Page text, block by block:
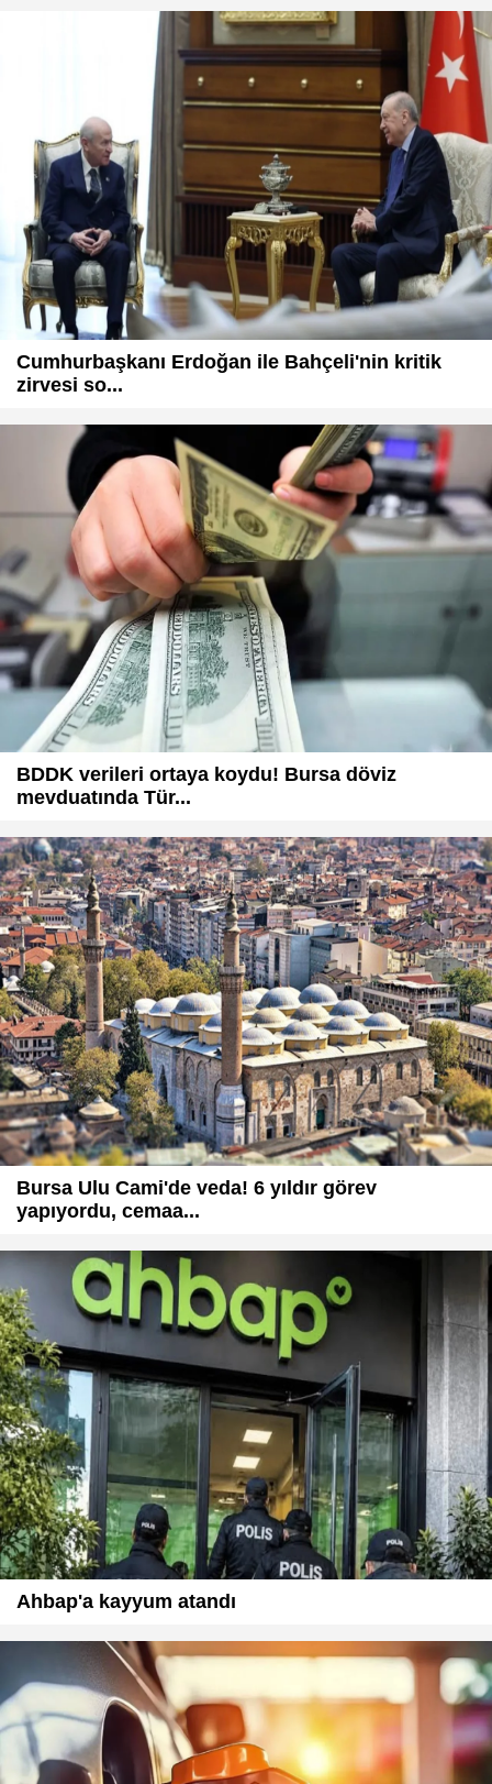
Cumhurbaşkanı Erdoğan ile Bahçeli'nin kritik
zirvesi so...
BDDK verileri ortaya koydu! Bursa döviz
mevduatında Tür...
Bursa Ulu Cami'de veda! 6 yıldır görev
yapıyordu, cemaa...
Ahbap'a kayyum atandı